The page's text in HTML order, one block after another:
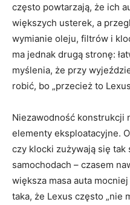
często powtarzają, że ich
większych usterek, a
wymianie oleju, filtrów i
ma jednak drugą stronę:
myślenia, że przy
robić, bo „przecież to
Niezawodność konstrukcji
elementy eksploatacyjne.
czy klocki zużywają się tak
samochodach – czasem
większa masa auta
taka, że Lexus często „nie